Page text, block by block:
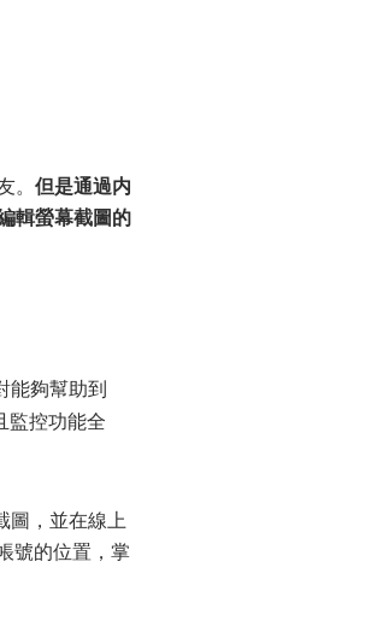
但是通過内
輯螢幕截圖的
能夠幫助到
監控功能全
圖，並在線上
號的位置，掌